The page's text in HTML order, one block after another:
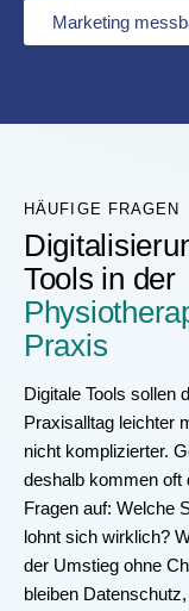
Marketing
HÄUFIGE FRAGEN
Tools in der
Praxis
Digitale Tools sollen
Praxisalltag leichter
nicht komplizierter.
deshalb kommen oft
Fragen auf: Welche
lohnt sich wirklich?
der Umstieg ohne
bleiben Datenschutz,